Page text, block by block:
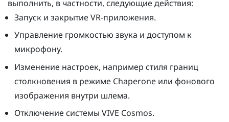
выполнить, в частности, следующие действия:
Запуск и закрытие VR-приложения.
Управление громкостью звука и доступом к
микрофону.
Изменение настроек, например стиля границ
столкновения в режиме Chaperoneили фонового
изображения внутри шлема.
Отключение системы VIVE Cosmos.